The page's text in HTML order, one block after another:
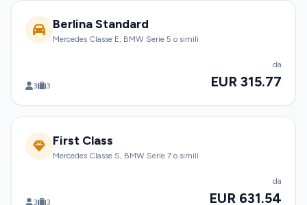
Berlina Standard
Mercedes Classe E, BMW Serie 5 o simili
3 3
da
EUR 315.77
First Class
Mercedes Classe S, BMW Serie 7 o simili
3 3
da
EUR 631.54